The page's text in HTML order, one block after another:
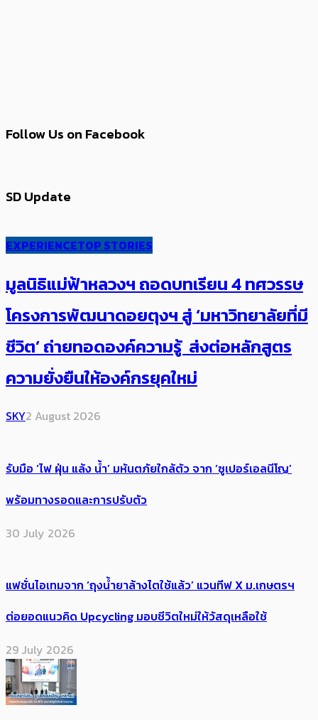
Follow Us on Facebook
SD Update
EXPERIENCETOP STORIES
มูลนิธิแม่ฟ้าหลวงฯ ถอดบทเรียน 4 ทศวรรษ
โครงการพัฒนาดอยตุงฯ สู่ ‘มหาวิทยาลัยที่มี
ชีวิต’ ถ่ายทอดองค์ความรู้ ส่งต่อหลักสูตร
ความยั่งยืนให้องค์กรยุคใหม่
SKY2 August 2026
รับมือ ‘ไฟ ฝุ่น แล้ง น้ำ’ มหันตภัยใกล้ตัว จาก ‘ซูเปอร์เอลนีโญ’
พร้อมทางรอดและการปรับตัว
30 July 2026
แฟชั่นไอเทมจาก ‘ถุงน้ำยาล้างไตใช้แล้ว’ แวนทีฟ X ม.เกษตรฯ
ต่อยอดแนวคิด Upcycling มอบชีวิตใหม่ให้วัสดุเหลือใช้
29 July 2026